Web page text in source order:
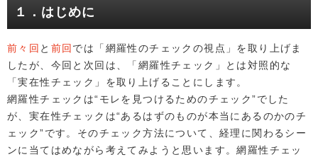
１．はじめに
前々回 と 前回 では「網羅性のチェックの視点」を取り上げま
したが、今回と次回は、「網羅性チェック」とは対照的な
「実在性チェック」を取り上げることにします。
網羅性チェックは“モレを見つけるためのチェック”でした
が、実在性チェックは“あるはずのものが本当にあるのかのチ
ェック”です。そのチェック方法について、経理に関わるシー
ンに当てはめながら考えてみようと思います。網羅性チェッ